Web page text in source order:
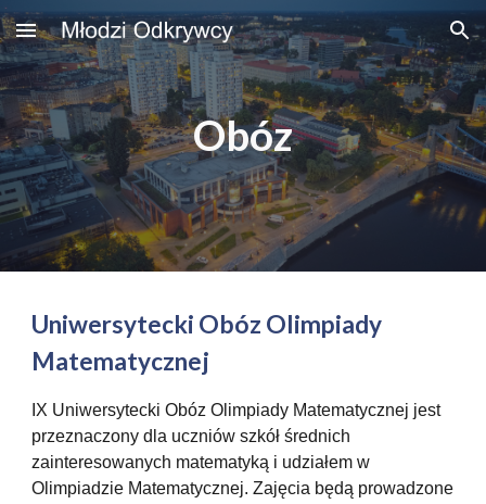
Skip to main content Skip to navigation
Obóz
Uniwersytecki Obóz Olimpiady
Matematycznej
IX Uniwersytecki Obóz Olimpiady Matematycznej jest
przeznaczony dla uczniów szkół średnich
zainteresowanych matematyką i udziałem w
Olimpiadzie Matematycznej. Zajęcia będą prowadzone